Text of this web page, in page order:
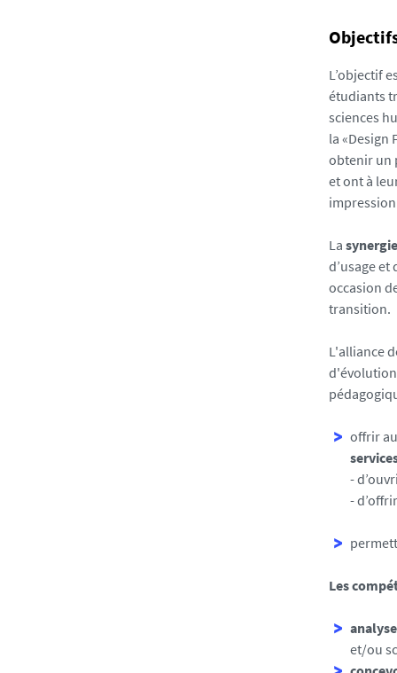
L’objectif
étudiants
sciences
la «Design
obtenir un
et ont à
La
d’usage
occasion
transition.
L'alliance
offrir
-
-
Les
et/ou